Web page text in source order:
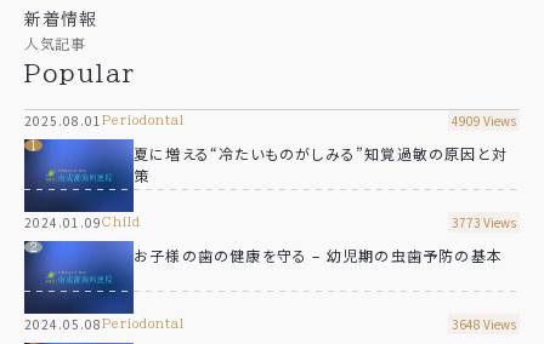
新着情報
人気記事
Popular
2025.08.01 periodontal 4909 Views
夏に増える“冷たいものがしみる”知覚過敏の原因と対
策
2024.01.09 child 3773 Views
お子様の歯の健康を守る – 幼児期の虫歯予防の基本
2024.05.08 periodontal 3648 Views